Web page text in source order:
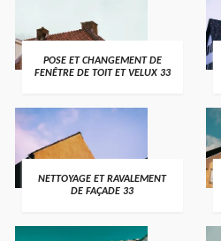
POSE ET CHANGEMENT DE
FENÊTRE DE TOIT ET VELUX 33
NETTOYAGE ET RAVALEMENT
DE FAÇADE 33